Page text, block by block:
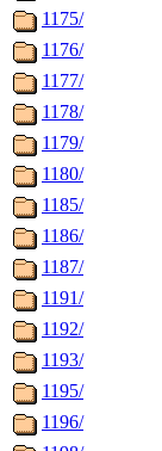
1175/
1176/
1177/
1178/
1179/
1180/
1185/
1186/
1187/
1191/
1192/
1193/
1195/
1196/